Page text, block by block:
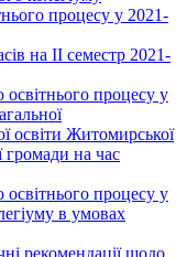
процесу у 2021-
на ІІ семестр 2021-
освітнього процесу у
освіти Житомирської
громади на час
освітнього процесу у
в умовах
рекомендації щодо